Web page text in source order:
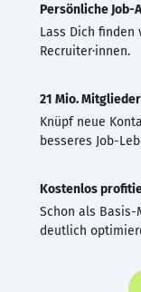
Persönliche Job-
Lass Dich finden
Recruiter·innen.
21 Mio. Mitglieder
Knüpf neue
besseres Job-
Kostenlos
Schon als Basis-
deutlich